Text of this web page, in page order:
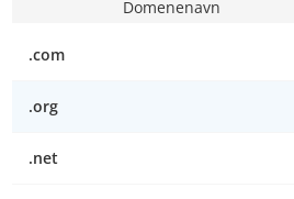
Domenenavn
.com
.org
.net